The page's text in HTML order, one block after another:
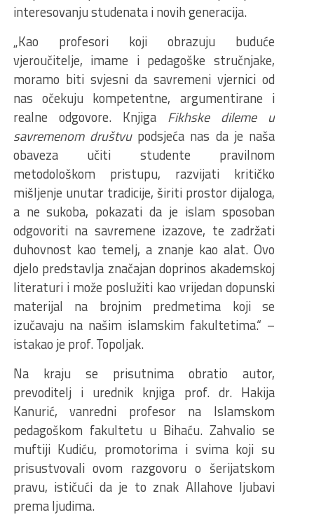
interesovanju studenata i novih generacija.
„Kao profesori koji obrazuju buduće
vjeroučitelje, imame i pedagoške stručnjake,
moramo biti svjesni da savremeni vjernici od
nas očekuju kompetentne, argumentirane i
realne odgovore. Knjiga Fikhske dileme u
savremenom društvupodsjeća nas da je naša
obaveza učiti studente pravilnom
metodološkom pristupu, razvijati kritičko
mišljenje unutar tradicije, širiti prostor dijaloga,
a ne sukoba, pokazati da je islam sposoban
odgovoriti na savremene izazove, te zadržati
duhovnost kao temelj, a znanje kao alat. Ovo
djelo predstavlja značajan doprinos akademskoj
literaturi i može poslužiti kao vrijedan dopunski
materijal na brojnim predmetima koji se
izučavaju na našim islamskim fakultetima.“ –
istakao je prof. Topoljak.
Na kraju se prisutnima obratio autor,
prevoditelj i urednik knjiga prof. dr. Hakija
Kanurić, vanredni profesor na Islamskom
pedagoškom fakultetu u Bihaću. Zahvalio se
muftiji Kudiću, promotorima i svima koji su
prisustvovali ovom razgovoru o šerijatskom
pravu, ističući da je to znak Allahove ljubavi
prema ljudima.